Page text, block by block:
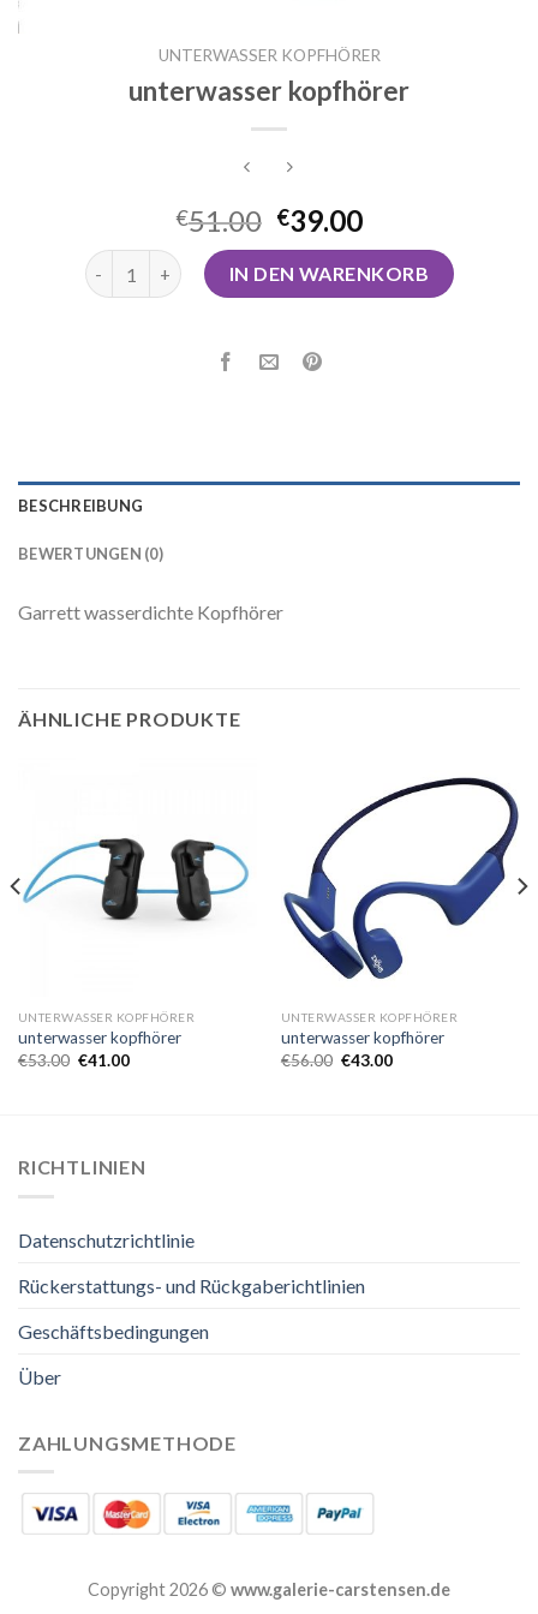
UNTERWASSER KOPFHÖRER
unterwasser kopfhörer
€51.00 €39.00
unterwasser kopfhörer MengeIN DEN WARENKORB
BESCHREIBUNG
BEWERTUNGEN (0)
Garrett wasserdichte Kopfhörer
ÄHNLICHE PRODUKTE
UNTERWASSER KOPFHÖRER
unterwasser kopfhörer
€53.00 €41.00
UNTERWASSER KOPFHÖRER
unterwasser kopfhörer
€56.00 €43.00
RICHTLINIEN
Datenschutzrichtlinie
Rückerstattungs- und Rückgaberichtlinien
Geschäftsbedingungen
Über
ZAHLUNGSMETHODE
Copyright 2026 © www.galerie-carstensen.de